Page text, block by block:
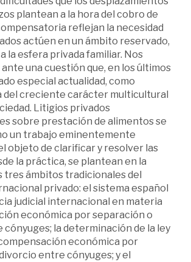
plantean a la hora del cobro de
reflejan la necesidad
actúen en un ámbito reservado,
la esfera privada familiar. Nos
una cuestión que, en los últimos
especial actualidad, como
del creciente carácter multicultural
Litigios privados
sobre prestación de alimentos se
un trabajo eminentemente
objeto de clarificar y resolver las
la práctica, se plantean en la
tres ámbitos tradicionales del
privado: el sistema español
judicial internacional en materia
económica por separación o
la determinación de la ley
económica por
entre cónyuges; y el